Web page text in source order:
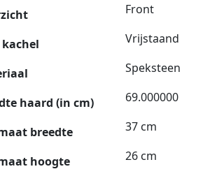
Front
kachel Vrijstaand
Speksteen
haard (in cm) 69.000000
breedte 37 cm
hoogte 26 cm